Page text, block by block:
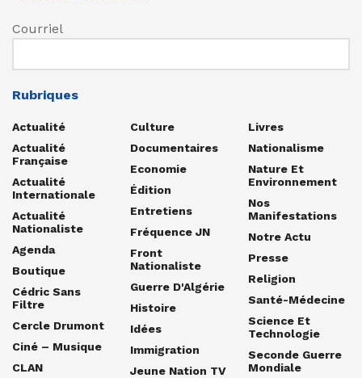
Courriel
Rubriques
Actualité
Actualité
Française
Actualité
Internationale
Actualité
Nationaliste
Agenda
Boutique
Cédric Sans
Filtre
Cercle Drumont
Ciné – Musique
CLAN
Culture
Documentaires
Economie
Édition
Entretiens
Fréquence JN
Front
Nationaliste
Guerre D'Algérie
Histoire
Idées
Immigration
Jeune Nation TV
Livres
Nationalisme
Nature Et
Environnement
Nos
Manifestations
Notre Actu
Presse
Religion
Santé-Médecine
Science Et
Technologie
Seconde Guerre
Mondiale